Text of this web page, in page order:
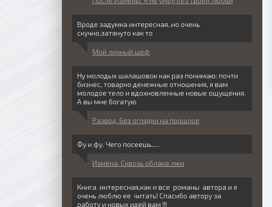
Вроде задумка интересная..но очень
скучно,затянуто как то
Мой личный шеф
Ну молодых шалашовок как раз понимаю: почти
бизнес, товарно денежные отношения, я вам
молодое тело и вдохновленные новые ощущения.
А вы мне богатую
Развод. Без оглядки на прошлое
Фу и фу. Чего посеешь.....
Измена. Сквозь облака лжи
Книга интересная,как и все романы автора и я
очень люблю ее читать! Спасибо автору за
работу и новых идей вам !!!